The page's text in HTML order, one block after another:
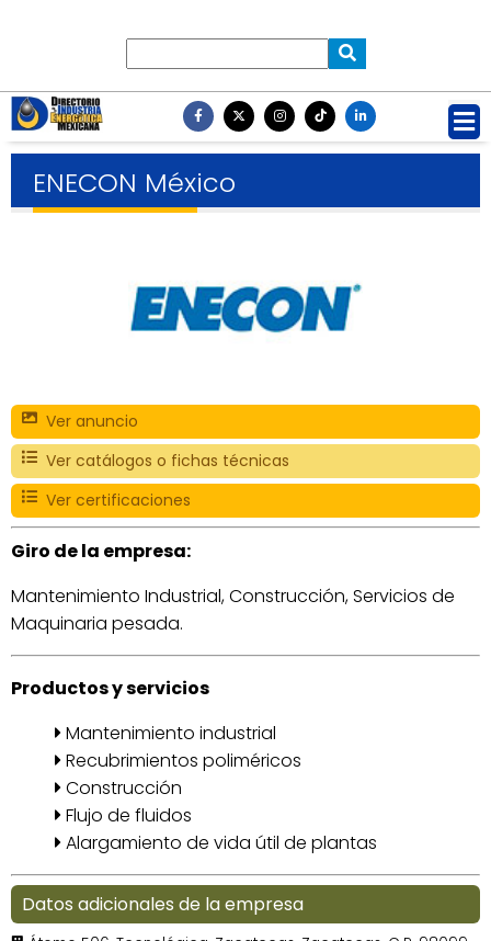
ENECON México
Ver anuncio
Ver catálogos o fichas técnicas
Ver certificaciones
Giro de la empresa:
Mantenimiento Industrial, Construcción, Servicios de
Maquinaria pesada.
Productos y servicios
Mantenimiento industrial
Recubrimientos poliméricos
Construcción
Flujo de fluidos
Alargamiento de vida útil de plantas
Datos adicionales de la empresa